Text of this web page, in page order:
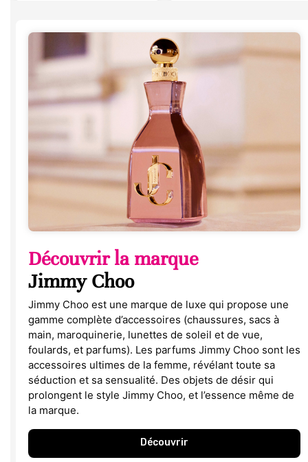
Découvrir la marque
Jimmy Choo
Jimmy Choo est une marque de luxe qui propose une
gamme complète d’accessoires (chaussures, sacs à
main, maroquinerie, lunettes de soleil et de vue,
foulards, et parfums). Les parfums Jimmy Choo sont les
accessoires ultimes de la femme, révélant toute sa
séduction et sa sensualité. Des objets de désir qui
prolongent le style Jimmy Choo, et l’essence même de
la marque.
Découvrir